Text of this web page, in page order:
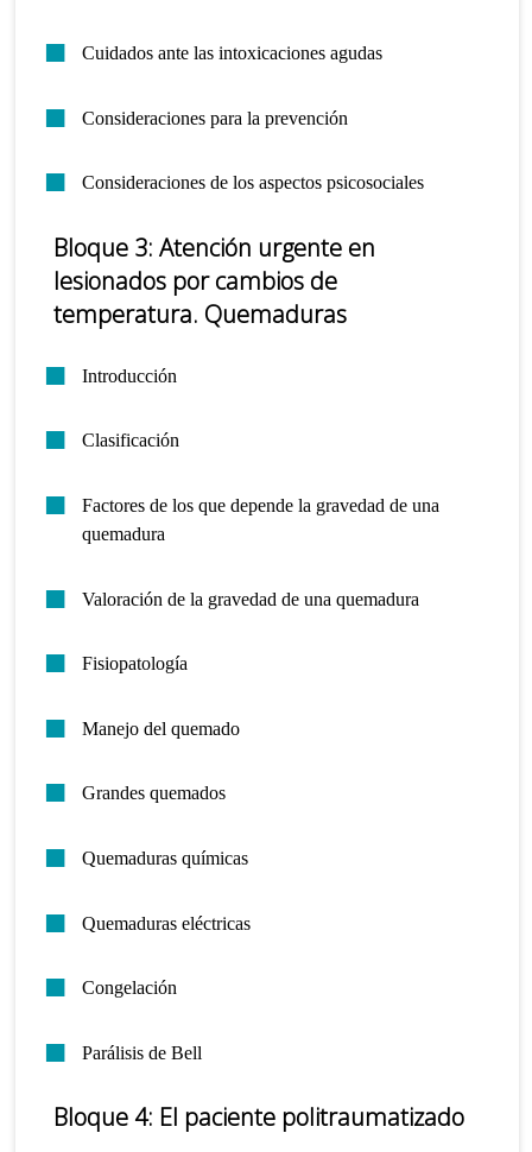
Cuidados ante las intoxicaciones agudas
Consideraciones para la prevención
Consideraciones de los aspectos psicosociales
Bloque 3: Atención urgente en
lesionados por cambios de
temperatura. Quemaduras
Introducción
Clasificación
Factores de los que depende la gravedad de una
quemadura
Valoración de la gravedad de una quemadura
Fisiopatología
Manejo del quemado
Grandes quemados
Quemaduras químicas
Quemaduras eléctricas
Congelación
Parálisis de Bell
Bloque 4: El paciente politraumatizado